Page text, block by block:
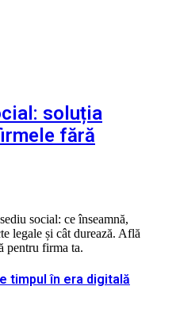
soluția
fără
social: ce înseamnă,
legale și cât durează. Află
pentru firma ta.
timpul în era digitală